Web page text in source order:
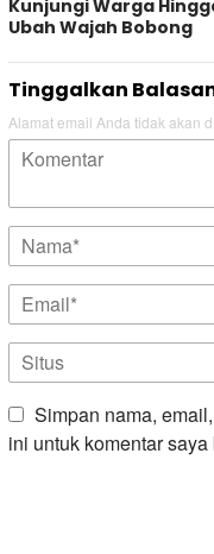
Kunjungi Warga
Ubah Wajah Bobong
Tinggalkan
Alamat email Anda tidak akan
Simpan nama,
ini untuk komentar